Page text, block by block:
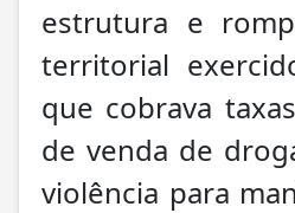
estrutura e
territorial
que cobrava
de venda de
violência para